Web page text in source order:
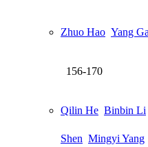
Zhuo Hao Yang
156-170
Qilin He Binbin Li
Shen Mingyi Yang